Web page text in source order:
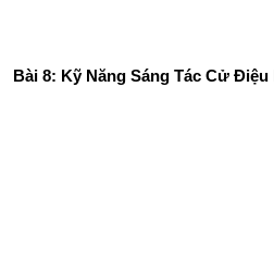
Bài 8: Kỹ Năng Sáng Tác Cử